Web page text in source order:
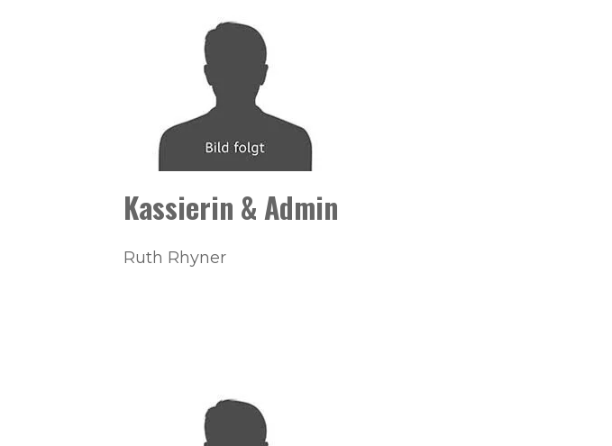
Kassierin & Admin
Ruth Rhyner